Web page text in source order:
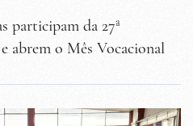
participam da 27ª
abrem o Mês Vocacional